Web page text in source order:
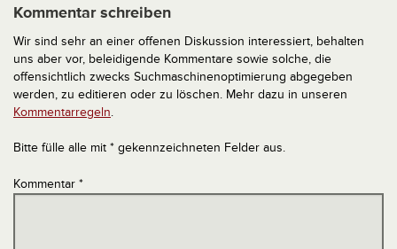
Kommentar schreiben
Wir sind sehr an einer offenen Diskussion interessiert, behalten
uns aber vor, beleidigende Kommentare sowie solche, die
offensichtlich zwecks Suchmaschinenoptimierung abgegeben
werden, zu editieren oder zu löschen. Mehr dazu in unseren
Kommentarregeln.
Bitte fülle alle mit * gekennzeichneten Felder aus.
Kommentar *